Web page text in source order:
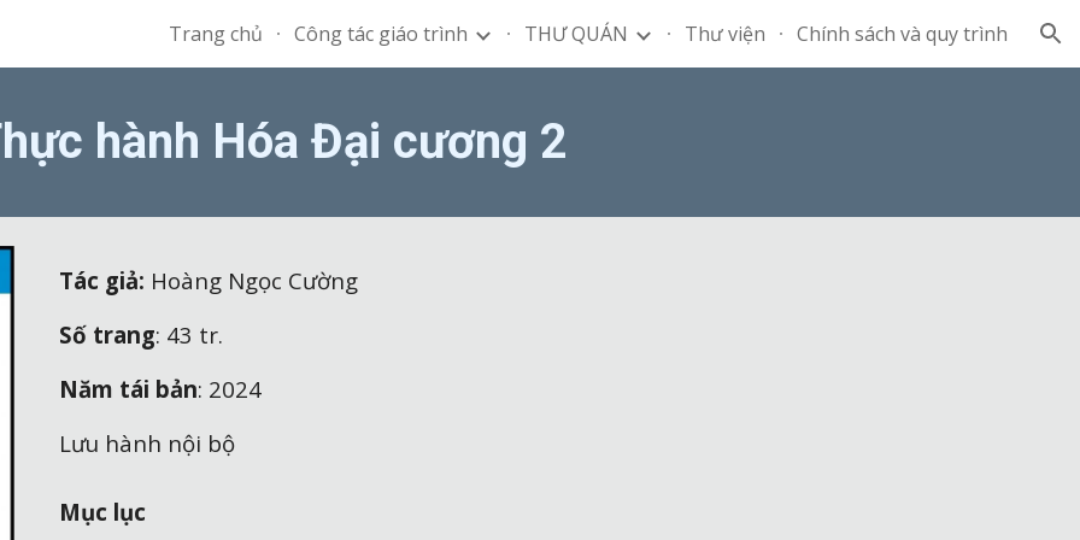
Skip to navigation
Trang chủ Công tác giáo trình THƯ QUÁN Thư viện Chính sách và quy trình
hành Hóa Đại cương 2
Tác giả: Hoàng Ngọc Cường
Số trang: 43 tr.
Năm tái bản: 2024
Lưu hành nội bộ
Mục lục